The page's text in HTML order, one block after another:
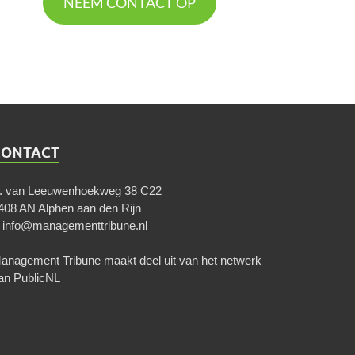
van Leeuwenhoekweg 38 C22
AN Alphen aan den Rijn
info@managementtribune.nl
Tribune maakt deel uit van het netwerk
PublicNL